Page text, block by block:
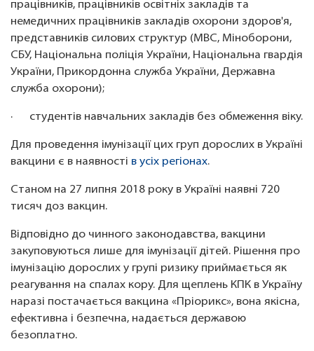
працівників, працівників освітніх закладів та
немедичних працівників закладів охорони здоров'я,
представників силових структур (МВС, Міноборони,
СБУ, Національна поліція України, Національна гвардія
України, Прикордонна служба України, Державна
служба охорони);
· студентів навчальних закладів без обмеження віку.
Для проведення імунізації цих груп дорослих в Україні
вакцини є в наявності в усіх регіонах.
Станом на 27 липня 2018 року в Україні наявні 720
тисяч доз вакцин.
Відповідно до чинного законодавства, вакцини
закуповуються лише для імунізації дітей. Рішення про
імунізацію дорослих у групі ризику приймається як
реагування на спалах кору. Для щеплень КПК в Україну
наразі постачається вакцина «Пріорикс», вона якісна,
ефективна і безпечна, надається державою
безоплатно.